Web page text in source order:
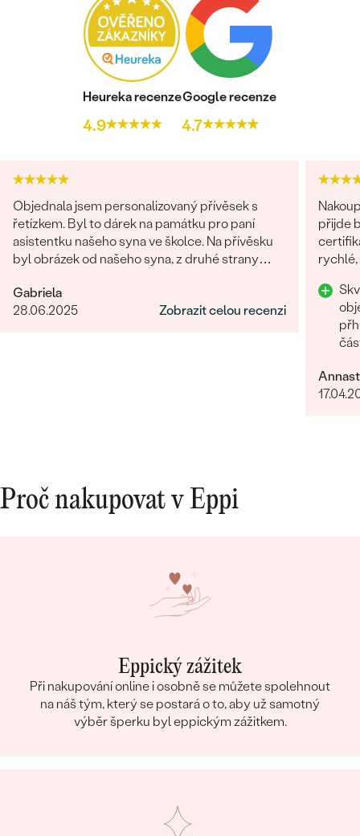
Heureka recenze
4.9
Google recenze
4.7
Objednala jsem personalizovaný přívěsek s
řetízkem. Byl to dárek na památku pro paní
asistentku našeho syna ve školce. Na přívěsku
byl obrázek od našeho syna, z druhé strany
dořešili jsme všechny detaily objednávky. Šperk
je nádherný, udělal velikou radost, je originální a
Gabriela
28.06.2025
Zobrazit celou recenzi
přijde
rychlé,
Proč nakupovat v Eppi
Eppický zážitek
Při nakupování online i osobně se můžete spolehnout
na náš tým, který se postará o to, aby už samotný
výběr šperku byl eppickým zážitkem.